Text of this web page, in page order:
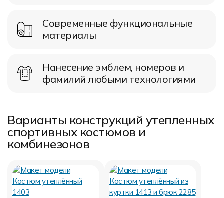
Современные функциональные
материалы
Нанесение эмблем, номеров и
фамилий любыми технологиями
Варианты конструкций утепленных
спортивных костюмов и
комбинезонов